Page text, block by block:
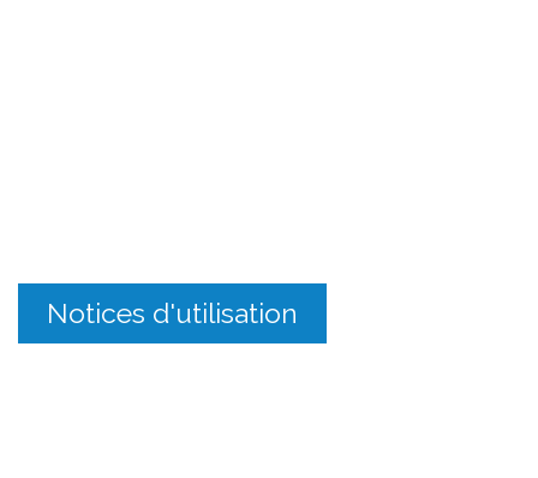
Notices d'utilisation